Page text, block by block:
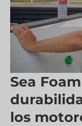
Sea
los